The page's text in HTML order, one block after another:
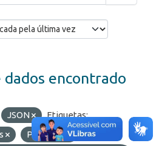
encontrado
JSON
Etiquetas:
Portfólio
Licenças: